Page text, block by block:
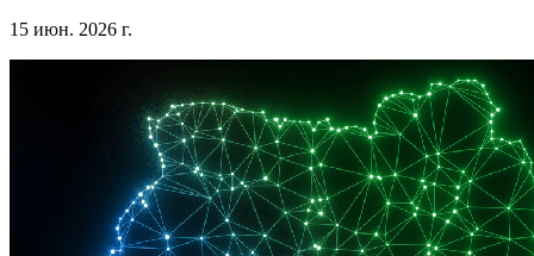
15 июн. 2026 г.